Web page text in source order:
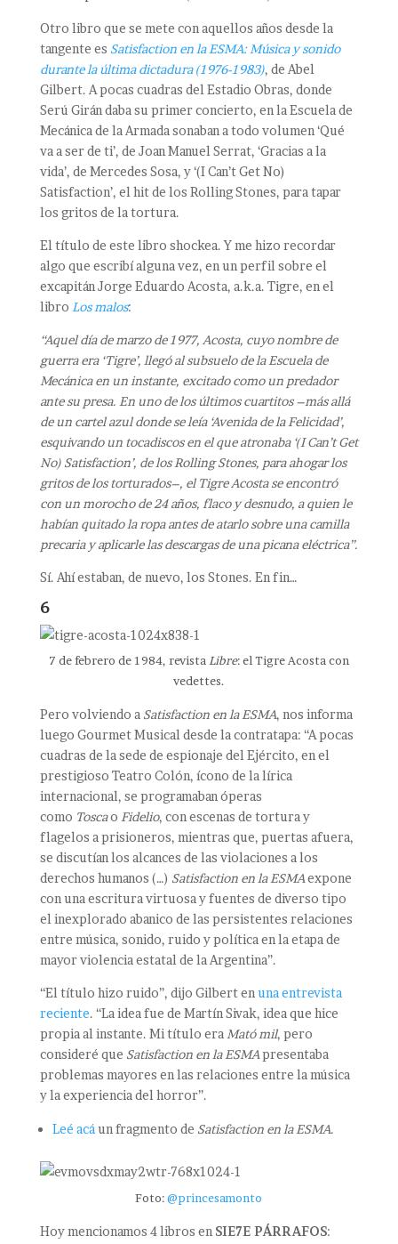
Otro libro que se mete con aquellos años desde la
tangente es Satisfaction en la ESMA: Música y sonido
durante la última dictadura (1976-1983), de Abel
Gilbert. A pocas cuadras del Estadio Obras, donde
Serú Girán daba su primer concierto, en la Escuela de
Mecánica de la Armada sonaban a todo volumen ‘Qué
va a ser de ti’, de Joan Manuel Serrat, ‘Gracias a la
vida’, de Mercedes Sosa, y ‘(I Can’t Get No)
Satisfaction’, el hit de los Rolling Stones, para tapar
los gritos de la tortura.
El título de este libro shockea. Y me hizo recordar
algo que escribí alguna vez, en un perfil sobre el
excapitán Jorge Eduardo Acosta, a.k.a. Tigre, en el
libro Los malos:
“Aquel día de marzo de 1977, Acosta, cuyo nombre de
guerra era ‘Tigre’, llegó al subsuelo de la Escuela de
Mecánica en un instante, excitado como un predador
ante su presa. En uno de los últimos cuartitos –más allá
de un cartel azul donde se leía ‘Avenida de la Felicidad’,
esquivando un tocadiscos en el que atronaba ‘(I Can’t Get
No) Satisfaction’, de los Rolling Stones, para ahogar los
gritos de los torturados–, el Tigre Acosta se encontró
con un morocho de 24 años, flaco y desnudo, a quien le
habían quitado la ropa antes de atarlo sobre una camilla
precaria y aplicarle las descargas de una picana eléctrica”.
Sí. Ahí estaban, de nuevo, los Stones. En fin…
6
7 de febrero de 1984, revistaLibre: el Tigre Acosta con
vedettes.
Pero volviendo a Satisfaction en la ESMA, nos informa
luego Gourmet Musical desde la contratapa: “A pocas
cuadras de la sede de espionaje del Ejército, en el
prestigioso Teatro Colón, ícono de la lírica
internacional, se programaban óperas
como Toscao Fidelio, con escenas de tortura y
flagelos a prisioneros, mientras que, puertas afuera,
se discutían los alcances de las violaciones a los
derechos humanos (…) Satisfaction en la ESMAexpone
con una escritura virtuosa y fuentes de diverso tipo
el inexplorado abanico de las persistentes relaciones
entre música, sonido, ruido y política en la etapa de
mayor violencia estatal de la Argentina”.
“El título hizo ruido”, dijo Gilbert en una entrevista
reciente. “La idea fue de Martín Sivak, idea que hice
propia al instante. Mi título era Mató mil, pero
consideré que Satisfaction en la ESMApresentaba
problemas mayores en las relaciones entre la música
y la experiencia del horror”.
Leé acá un fragmento de Satisfaction en la ESMA.
Foto:@princesamonto
Hoy mencionamos 4 libros en SIE7E PÁRRAFOS: